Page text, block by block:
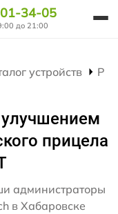
34-05
до 21:00
устройств
прицела
администраторы
в Хабаровске